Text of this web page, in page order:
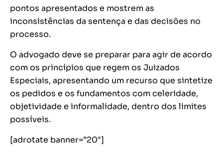
pontos apresentados e mostrem as
inconsistências da sentença e das decisões no
processo.
O advogado deve se preparar para agir de acordo
com os princípios que regem os Juizados
Especiais, apresentando um recurso que sintetize
os pedidos e os fundamentos com celeridade,
objetividade e informalidade, dentro dos limites
possíveis.
[adrotate banner=”20″]